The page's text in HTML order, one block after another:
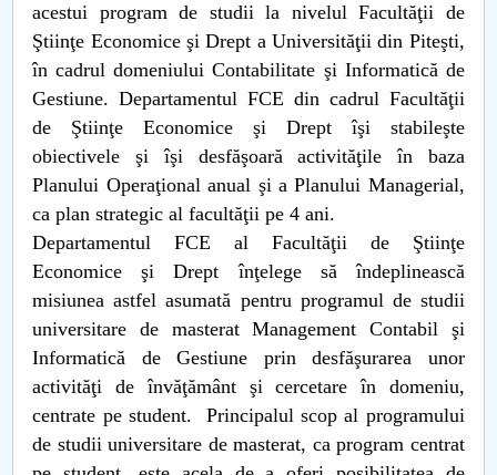
acestui program de studii la nivelul Facultăţii de
Ştiinţe Economice şi Drept a Universităţii din Piteşti,
în cadrul domeniului Contabilitate şi Informatică de
Gestiune. Departamentul FCE din cadrul Facultăţii
de Ştiinţe Economice şi Drept îşi stabileşte
obiectivele şi îşi desfăşoară activităţile în baza
Planului Operaţional anual şi a Planului Managerial,
ca plan strategic al facultăţii pe 4 ani.
Departamentul FCE al Facultăţii de Ştiinţe
Economice şi Drept înţelege să îndeplinească
misiunea astfel asumată pentru programul de studii
universitare de masterat Management Contabil şi
Informatică de Gestiune prin desfăşurarea unor
activităţi de învăţământ şi cercetare în domeniu,
centrate pe student. Principalul scop al programului
de studii universitare de masterat, ca program centrat